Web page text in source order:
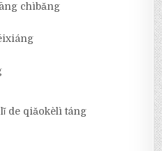
chìbǎng
de qiǎokèlì táng